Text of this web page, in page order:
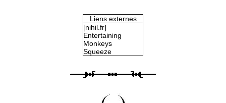
Liens externes
[nihil.fr]
Entertaining
Monkeys
Squeeze